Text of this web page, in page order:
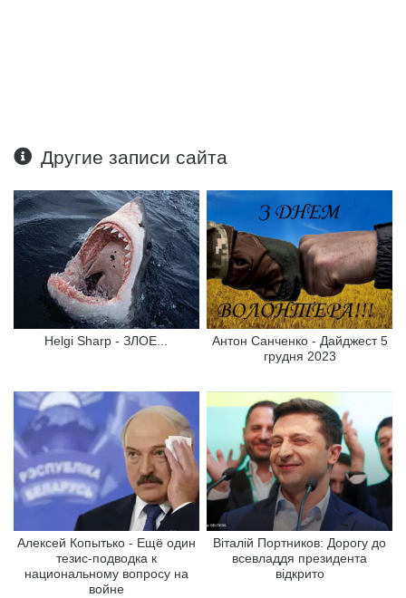
Другие записи сайта
Helgi Sharp - ЗЛОЕ...
Антон Санченко - Дайджест 5
грудня 2023
Алексей Копытько - Ещё один
тезис-подводка к
национальному вопросу на
войне
Віталій Портников: Дорогу до
всевладдя президента
відкрито